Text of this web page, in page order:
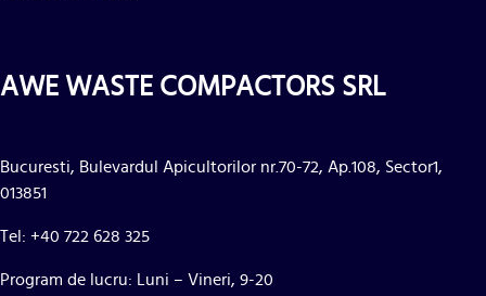
AWE WASTE COMPACTORS SRL
Bucuresti, Bulevardul Apicultorilor nr.70-72, Ap.108, Sector1,
013851
Tel: +40 722 628 325
Program de lucru: Luni – Vineri, 9-20